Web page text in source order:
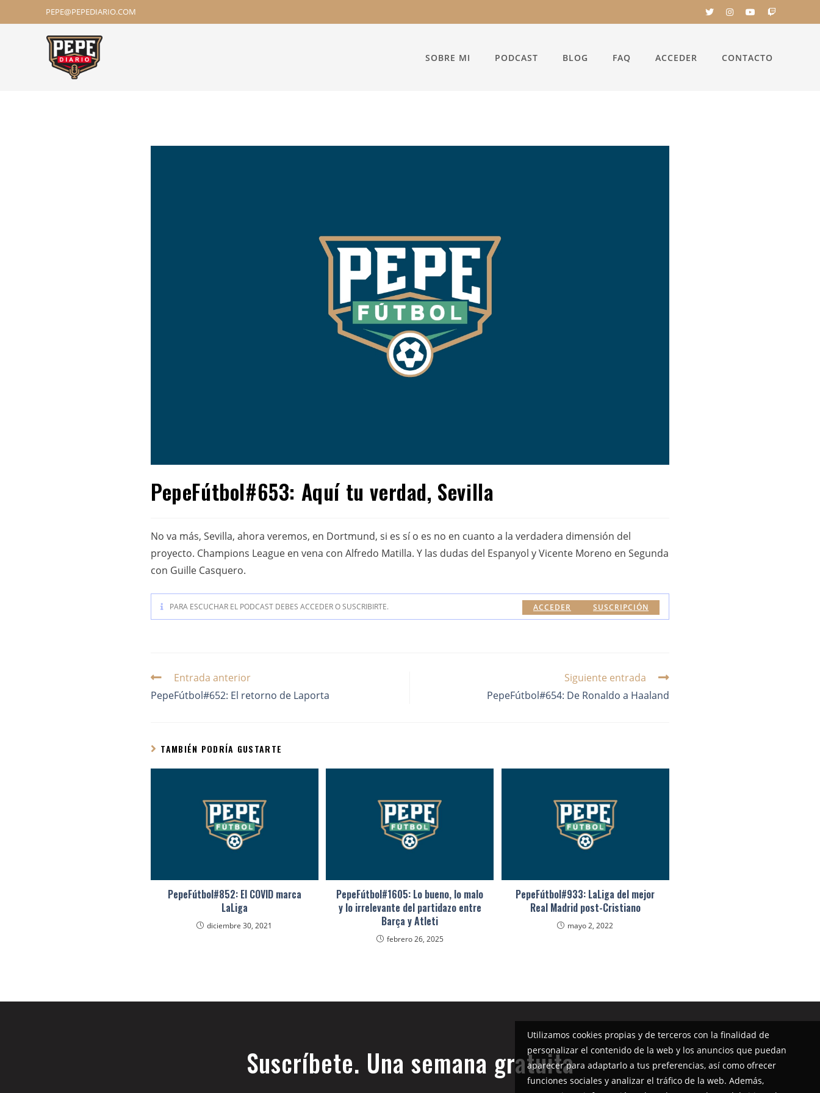
PEPE@PEPEDIARIO.COM
SOBRE MI PODCAST BLOG FAQ ACCEDER CONTACTO
PepeFútbol#653: Aquí tu verdad, Sevilla
No va más, Sevilla, ahora veremos, en Dortmund, si es sí o es no en cuanto a la verdadera dimensión del
proyecto. Champions League en vena con Alfredo Matilla. Y las dudas del Espanyol y Vicente Moreno en Segunda
con Guille Casquero.
PARA ESCUCHAR EL PODCAST DEBES ACCEDER O SUSCRIBIRTE. SUSCRIPCIÓN
ACCEDER
Entrada anterior
PepeFútbol#652: El retorno de Laporta
Siguiente entrada
PepeFútbol#654: De Ronaldo a Haaland
TAMBIÉN PODRÍA GUSTARTE
PepeFútbol#852: El COVID marca
LaLiga
diciembre 30, 2021
PepeFútbol#1605: Lo bueno, lo malo
y lo irrelevante del partidazo entre
Barça y Atleti
febrero 26, 2025
PepeFútbol#933: LaLiga del mejor
Real Madrid post-Cristiano
mayo 2, 2022
Suscríbete. Una semana gratuita
Utilizamos cookies propias y de terceros con la finalidad de
personalizar el contenido de la web y los anuncios que puedan
aparecer para adaptarlo a tus preferencias, así como ofrecer
funciones sociales y analizar el tráfico de la web. Además,